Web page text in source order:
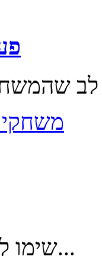
משחקי
שימו לב, יש ללחוץ על...